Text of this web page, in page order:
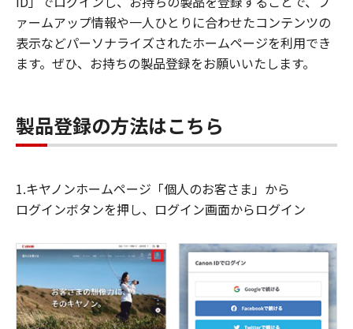
ァームアップ情報や一人ひとりに合わせたコンテンツの
表示などパーソナライズされたホームページを利用でき
ます。ぜひ、お持ちの製品登録をお願いいたします。
製品登録の方法はこちら
1.キヤノンホームページ「個人のお客さま」から
ログインボタンを押し、ログイン画面からログイン